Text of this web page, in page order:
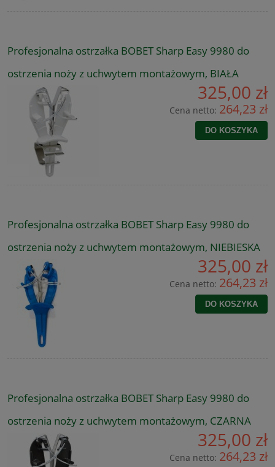
Profesjonalna ostrzałka BOBET Sharp Easy 9980 do
ostrzenia noży z uchwytem montażowym, BIAŁA
325,00 zł
Cena netto: 264,23 zł
DO KOSZYKA
Profesjonalna ostrzałka BOBET Sharp Easy 9980 do
ostrzenia noży z uchwytem montażowym, NIEBIESKA
325,00 zł
Cena netto: 264,23 zł
DO KOSZYKA
Profesjonalna ostrzałka BOBET Sharp Easy 9980 do
ostrzenia noży z uchwytem montażowym, CZARNA
325,00 zł
Cena netto: 264,23 zł